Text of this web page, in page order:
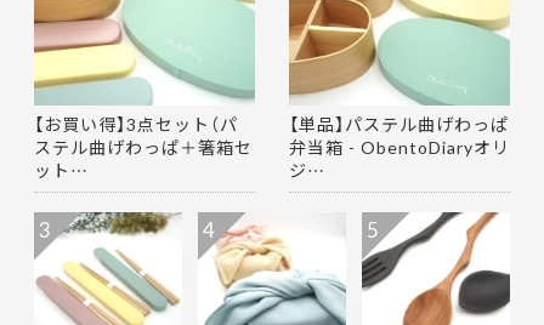
【お買い得】3点セット（パ
ステル曲げわっぱ＋箸箱セ
ット…
【単品】パステル曲げわっぱ
弁当箱 - ObentoDiaryオリ
ジ…
3 4 5